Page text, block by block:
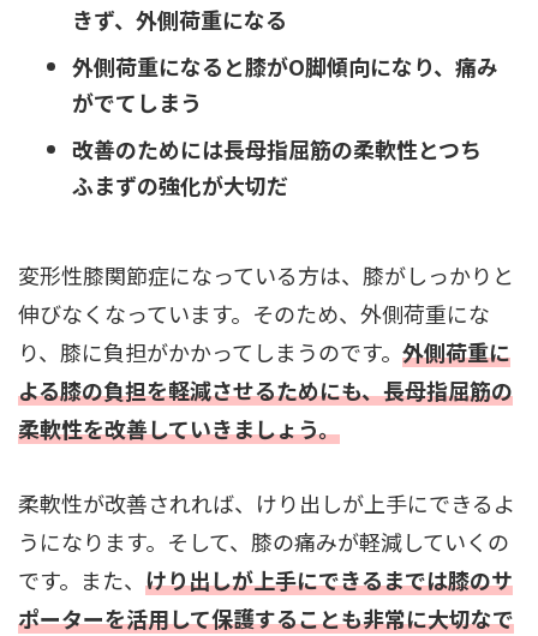
きず、外側荷重になる
外側荷重になると膝がO脚傾向になり、痛み
がでてしまう
改善のためには長母指屈筋の柔軟性とつち
ふまずの強化が大切だ
変形性膝関節症になっている方は、膝がしっかりと
伸びなくなっています。そのため、外側荷重にな
り、膝に負担がかかってしまうのです。 外側荷重に
よる膝の負担を軽減させるためにも、長母指屈筋の
柔軟性を改善していきましょう。
柔軟性が改善されれば、けり出しが上手にできるよ
うになります。そして、膝の痛みが軽減していくの
です。また、 けり出しが上手にできるまでは膝のサ
ポーターを活用して保護することも非常に大切なで